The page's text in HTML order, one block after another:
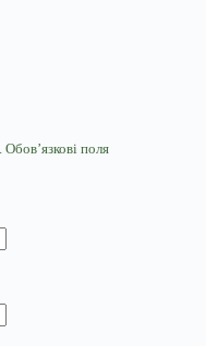
Обов’язкові поля